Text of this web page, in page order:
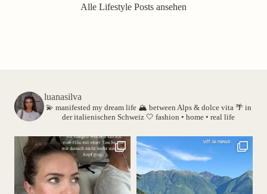
Alle Lifestyle Posts ansehen
luanasilva
💫 manifested my dream life 🏔️ between Alps & dolce vita 🌴 in
der italienischen Schweiz 🤍 fashion • home • real life